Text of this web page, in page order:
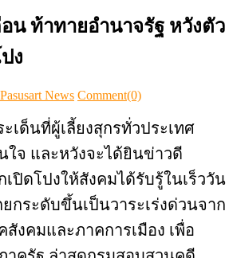
น ท้าทายอำนาจรัฐ หวังตัว
ง
Author
Pasusart News Comment(0)
ะเด็นที่ผู้เลี้ยงสุกรทั่วประเทศ
ใจ และหวังจะได้ยินข่าวดี
เปิดโปงให้สังคมได้รับรู้ในเร็ววัน
กระดับขึ้นเป็นวาระเร่งด่วนจาก
งคมและภาคการเมือง เพื่อ